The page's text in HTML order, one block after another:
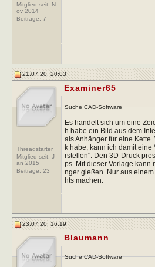
Mitglied seit: N
ov 2014
Beiträge: 7
21.07.20, 20:03
Threadstarter
Mitglied seit: J
an 2015
Beiträge: 23
Examiner65
Suche CAD-Software
Es handelt sich um eine
h habe ein Bild aus dem
als Anhänger für eine
k habe, kann ich damit eine
rstellen". Den 3D-Druck
ps. Mit dieser Vorlage kann
nger gießen. Nur aus
hts machen.
23.07.20, 16:19
Blaumann
Suche CAD-Software